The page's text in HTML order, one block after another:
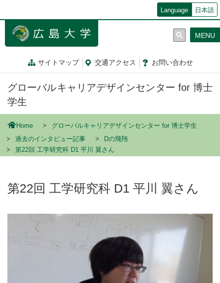
ン
Language 日本語
サイトマップ 交通アクセス お問い合わせ
MENU
グローバルキャリアデザインセンター for 博士
学生
Home
グローバルキャリアデザインセンター for 博士学生
過去のインタビュー記事
Dの飛翔
第22回 工学研究科 D1 平川 翼さん
第22回 工学研究科 D1 平川 翼さん